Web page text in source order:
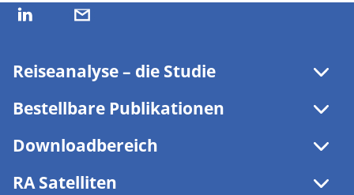
Reiseanalyse – die Studie
Modulthemen
Bestellbare Publikationen
Downloadbereich
RA Satelliten